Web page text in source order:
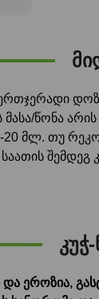
წონა
მლ. თუ
შემდეგ
ეროზია,